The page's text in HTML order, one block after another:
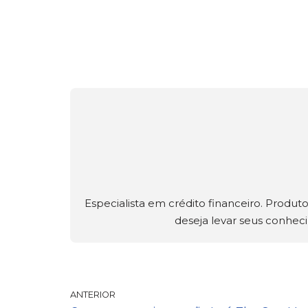
Especialista em crédito financeiro.
deseja levar seus
ANTERIOR